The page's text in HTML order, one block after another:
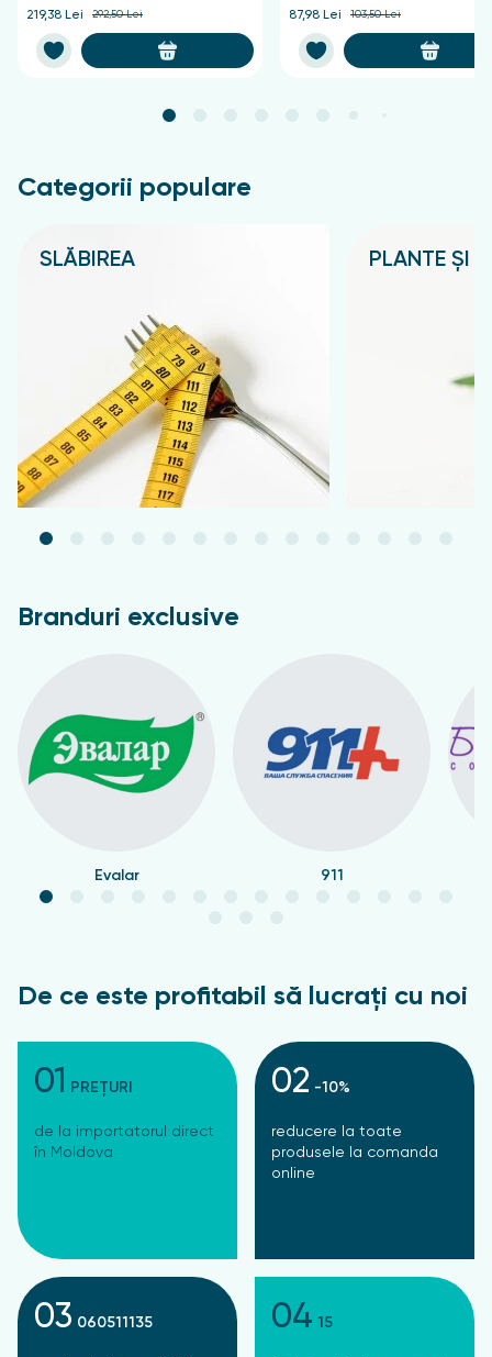
volumul la 200 ml cu apă fiartă. Se recomandă să
consumați câte o lingură de trei ori pe zi.
219,38 Lei 292,50 Lei 87,98 Lei 103,50 Lei
Categorii populare
SLĂBIREA PLANTE ȘI
Branduri exclusive
Evalar 911
De ce este profitabil să lucrați cu noi
01 PREȚURI
de la importatorul direct
în Moldova
02 -10%
reducere la toate
produsele la comanda
online
03 060511135 04 15